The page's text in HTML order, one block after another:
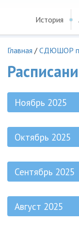
История
Главная / СДЮШОР
Ноябрь 2025
Октябрь 2025
Сентябрь 2025
Август 2025